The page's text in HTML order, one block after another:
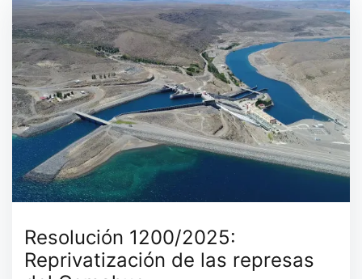
Resolución 1200/2025:
Reprivatización de las represas